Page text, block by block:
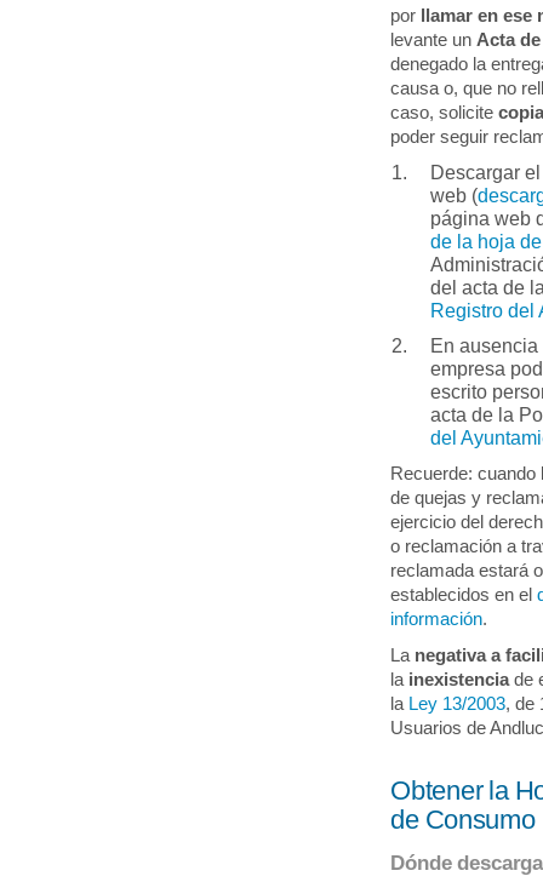
por
llamar en
levante un Acta
denegado la
causa o, que no
caso, solicite
poder seguir
Descargar
web (
página web
de la hoja
del acta de
Registro del
En
empresa
escrito
acta de la
del
Recuerde:
de quejas y
ejercicio del
o reclamación a
reclamada estará
establecidos en el
información.
La negativa a
la inexistenciade
la Ley 13/2003, de
Usuarios de
Obtener la
de Consumo
Dónde